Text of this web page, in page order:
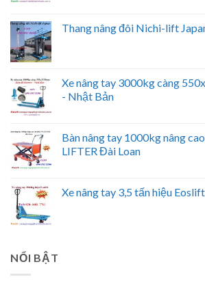
Thang nâng đôi Nichi-lift
Xe nâng tay 3000kg càng
- Nhật Bản
Bàn nâng tay 1000kg nâng
LIFTER Đài Loan
Xe nâng tay 3,5 tấn hiệu Eoslift
NỔI BẬT